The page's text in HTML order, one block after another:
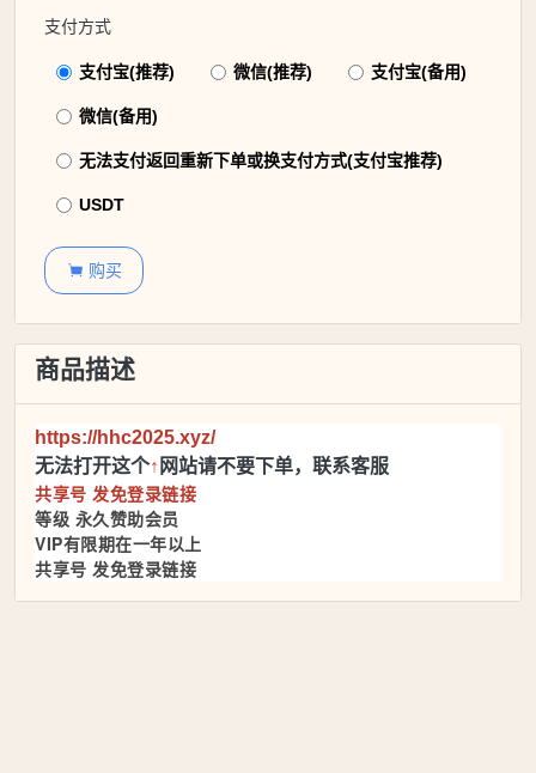
支付方式
支付宝(推荐) 微信(推荐) 支付宝(备用)
微信(备用)
无法支付返回重新下单或换支付方式(支付宝推荐)
USDT
 购买
商品描述
https://hhc2025.xyz/
无法打开这个↑ 网站请不要下单，联系客服
共享号 发免登录链接
等级 永久赞助会员
VIP有限期在一年以上
共享号 发免登录链接